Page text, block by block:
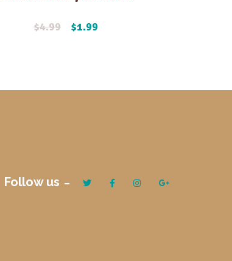
$4.99 $1.99
Follow us